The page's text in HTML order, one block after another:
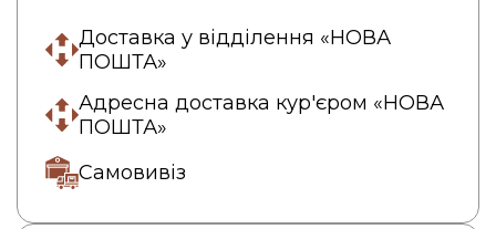
Доставка у відділення «НОВА
ПОШТА»
Адресна доставка кур'єром «НОВА
ПОШТА»
Самовивіз